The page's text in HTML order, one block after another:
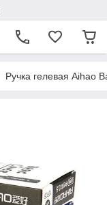
Ручка гелевая Aihao